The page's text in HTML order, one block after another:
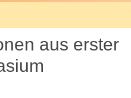
aus erster